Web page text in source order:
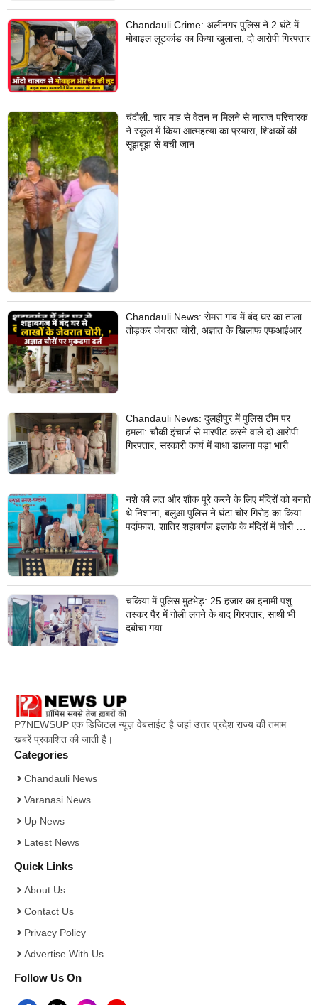
Chandauli Crime: अलीनगर पुलिस ने 2 घंटे में
मोबाइल लूटकांड का किया खुलासा, दो आरोपी गिरफ्तार
चंदौली: चार माह से वेतन न मिलने से नाराज परिचारक
ने स्कूल में किया आत्महत्या का प्रयास, शिक्षकों की
सूझबूझ से बची जान
Chandauli News: सेमरा गांव में बंद घर का ताला
तोड़कर जेवरात चोरी, अज्ञात के खिलाफ एफआईआर
Chandauli News: दुलहीपुर में पुलिस टीम पर
हमला: चौकी इंचार्ज से मारपीट करने वाले दो आरोपी
गिरफ्तार, सरकारी कार्य में बाधा डालना पड़ा भारी
नशे की लत और शौक पूरे करने के लिए मंदिरों को बनाते
थे निशाना, बलुआ पुलिस ने घंटा चोर गिरोह का किया
पर्दाफाश, शातिर शहाबगंज इलाके के मंदिरों में चोरी की
चकिया में पुलिस मुठभेड़: 25 हजार का इनामी पशु
तस्कर पैर में गोली लगने के बाद गिरफ्तार, साथी भी
दबोचा गया
P7NEWSUP एक डिजिटल न्यूज़ वेबसाईट है जहां उत्तर प्रदेश राज्य की तमाम
खबरें प्रकाशित की जाती है।
Categories
Chandauli News
Varanasi News
Up News
Latest News
Quick Links
About Us
Contact Us
Privacy Policy
Advertise With Us
Follow Us On